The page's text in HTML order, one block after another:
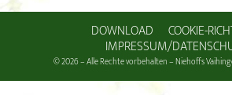
DOWNLOAD COOKIE-
IMPRESSUM/
© 2026 – Alle Rechte vorbehalten – Niehoffs